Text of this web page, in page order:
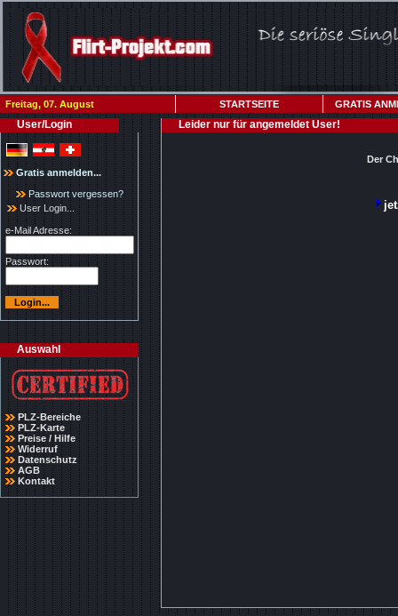
Freitag, 07. August STARTSEITE GRATIS
User/Login
Gratis anmelden...
Passwort vergessen?
User Login...
e-Mail Adresse:
Passwort:
Auswahl
PLZ-Bereiche
PLZ-Karte
Preise / Hilfe
Widerruf
Datenschutz
AGB
Kontakt
Leider nur für angemeldet User!
Der